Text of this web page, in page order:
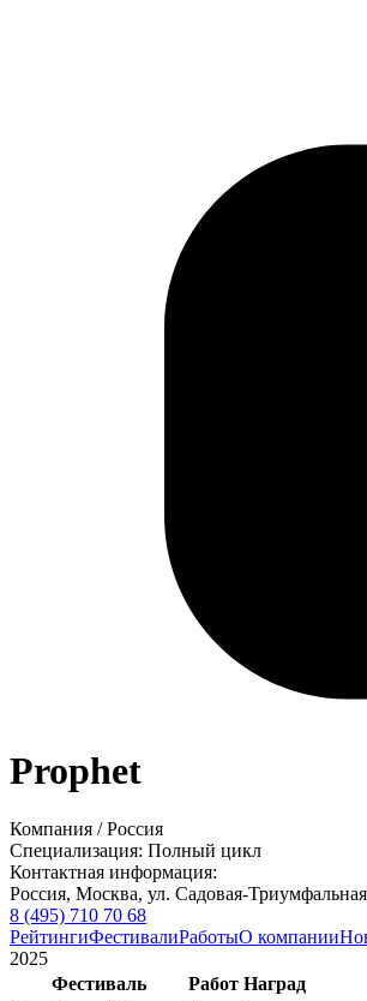
Prophet
Компания /Россия
Специализация: Полный цикл
Контактная информация:
Россия, Москва, ул. Садовая-
8 (495) 710 70 68
РейтингиФестивалиРаботыО компании
2025
Фестиваль
Работ Наград